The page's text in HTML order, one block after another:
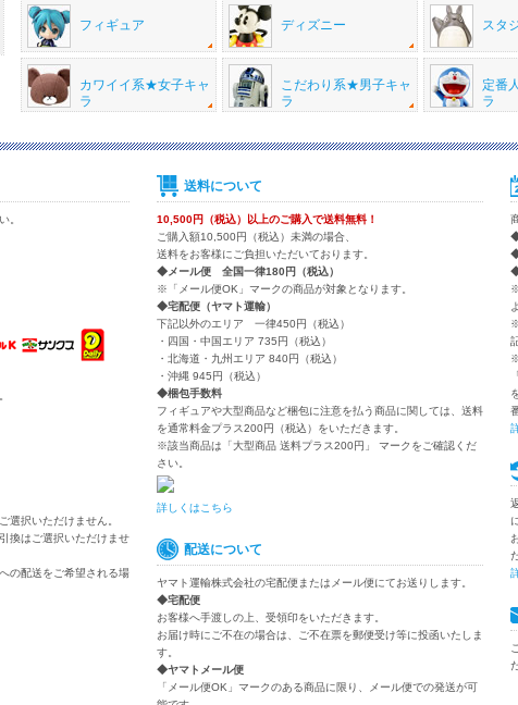
フィギュア ディズニー スタ
カワイイ系★女子キャ
ラ
こだわり系★男子キャ
ラ
定番
ラ
。
選択いただけません。
換はご選択いただけませ
の配送をご希望される場
送料について
10,500円（税込）以上のご購入で送料無料！
ご購入額10,500円（税込）未満の場合、
送料をお客様にご負担いただいております。
◆メール便 全国一律180円（税込）
※「メール便OK」マークの商品が対象となります。
◆宅配便（ヤマト運輸）
下記以外のエリア 一律450円（税込）
・四国・中国エリア 735円（税込）
・北海道・九州エリア 840円（税込）
・沖縄 945円（税込）
◆梱包手数料
フィギュアや大型商品など梱包に注意を払う商品に関しては、送料
を通常料金プラス200円（税込）をいただきます。
※該当商品は「大型商品 送料プラス200円」 マークをご確認くだ
さい。
詳しくはこちら
配送について
ヤマト運輸株式会社の宅配便またはメール便にてお送りします。
◆宅配便
お客様へ手渡しの上、受領印をいただきます。
お届け時にご不在の場合は、ご不在票を郵便受け等に投函いたしま
す。
◆ヤマトメール便
「メール便OK」マークのある商品に限り、メール便での発送が可